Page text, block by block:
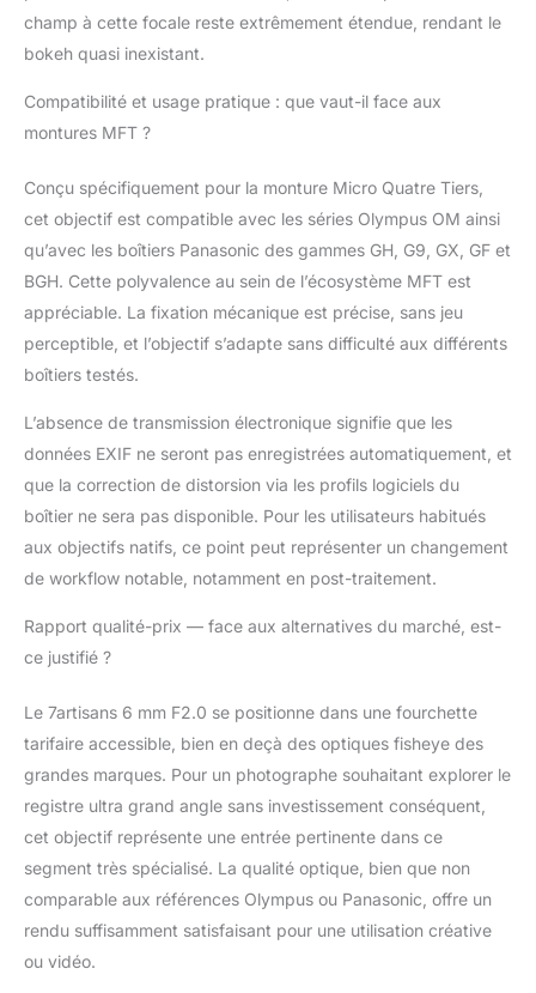
fisheye. Idéal pour la
natures mortes, il
【Capturez des scènes
grandioses même dans
des espaces restreints】
Son large champ de
vision de 220° vous
permet de capturer des
scènes complètes,
comme les intérieurs, les
véhicules, les couloirs
ou les rues étroites.
étirées et à sa
profondeur de champ
amplifiée, l'objectif
idéal pour le vlogging,
d'architecture, les prises
vidéos expérimentales.
【Construction
entièrement métallique ·
Esthétique haut de
fluide】L'objectif
7artisans 6 mm F2.0 est
doté d'un corps
champ à cette focale reste extrêmement étendue, rendant le
bokeh quasi inexistant.
Compatibilité et usage pratique : que vaut-il face aux
montures MFT ?
Conçu spécifiquement pour la monture Micro Quatre Tiers,
cet objectif est compatible avec les séries Olympus OM ainsi
qu’avec les boîtiers Panasonic des gammes GH, G9, GX, GF et
BGH. Cette polyvalence au sein de l’écosystème MFT est
appréciable. La fixation mécanique est précise, sans jeu
perceptible, et l’objectif s’adapte sans difficulté aux différents
boîtiers testés.
L’absence de transmission électronique signifie que les
données EXIF ne seront pas enregistrées automatiquement, et
que la correction de distorsion via les profils logiciels du
boîtier ne sera pas disponible. Pour les utilisateurs habitués
aux objectifs natifs, ce point peut représenter un changement
de workflow notable, notamment en post-traitement.
Rapport qualité-prix — face aux alternatives du marché, est-
ce justifié ?
Le 7artisans 6 mm F2.0 se positionne dans une fourchette
tarifaire accessible, bien en deçà des optiques fisheye des
grandes marques. Pour un photographe souhaitant explorer le
registre ultra grand angle sans investissement conséquent,
cet objectif représente une entrée pertinente dans ce
segment très spécialisé. La qualité optique, bien que non
comparable aux références Olympus ou Panasonic, offre un
rendu suffisamment satisfaisant pour une utilisation créative
ou vidéo.